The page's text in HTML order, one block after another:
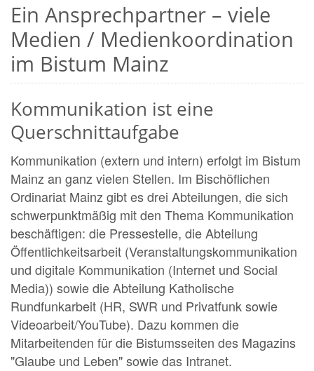
Ein Ansprechpartner – viele
Medien / Medienkoordination
im Bistum Mainz
Kommunikation ist eine
Querschnittaufgabe
Kommunikation (extern und intern) erfolgt im Bistum
Mainz an ganz vielen Stellen. Im Bischöflichen
Ordinariat Mainz gibt es drei Abteilungen, die sich
schwerpunktmäßig mit den Thema Kommunikation
beschäftigen: die Pressestelle, die Abteilung
Öffentlichkeitsarbeit (Veranstaltungskommunikation
und digitale Kommunikation (Internet und Social
Media)) sowie die Abteilung Katholische
Rundfunkarbeit (HR, SWR und Privatfunk sowie
Videoarbeit/YouTube). Dazu kommen die
Mitarbeitenden für die Bistumsseiten des Magazins
"Glaube und Leben" sowie das Intranet.